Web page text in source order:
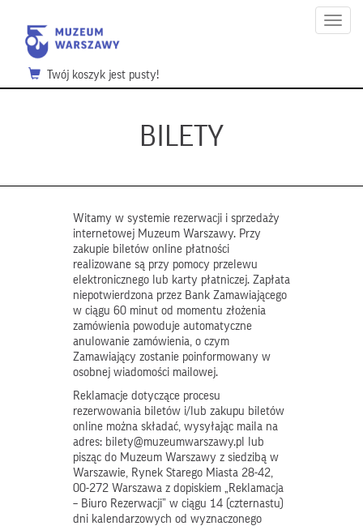
Menu
Twój koszyk jest pusty!
BILETY
Witamy w systemie rezerwacji i sprzedaży
internetowej Muzeum Warszawy. Przy
zakupie biletów online płatności
realizowane są przy pomocy przelewu
elektronicznego lub karty płatniczej. Zapłata
niepotwierdzona przez Bank Zamawiającego
w ciągu 60 minut od momentu złożenia
zamówienia powoduje automatyczne
anulowanie zamówienia, o czym
Zamawiający zostanie poinformowany w
osobnej wiadomości mailowej.
Reklamacje dotyczące procesu
rezerwowania biletów i/lub zakupu biletów
online można składać, wysyłając maila na
adres: bilety@muzeumwarszawy.pl lub
pisząc do Muzeum Warszawy z siedzibą w
Warszawie, Rynek Starego Miasta 28-42,
00-272 Warszawa z dopiskiem „Reklamacja
– Biuro Rezerwacji” w ciągu 14 (czternastu)
dni kalendarzowych od wyznaczonego